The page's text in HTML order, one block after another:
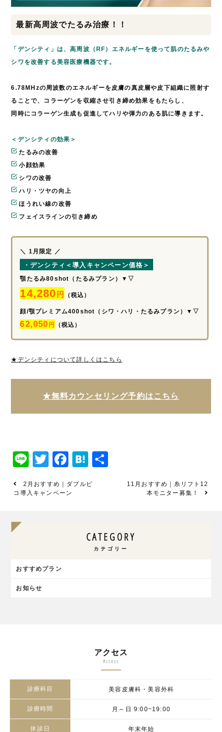
最新高周波でたるみ治療！！
「デンシティ」は、高周波（RF）エネルギーを使って肌のたるみや
シワを改善する美容医療機器です。
6.78MHzの周波数のエネルギーを皮膚の真皮層や皮下組織に照射す
ることで、コラーゲンを収縮させ引き締め効果をもたらし、
同時にコラーゲン生成も促進してハリや弾力のある肌に導きます。
＜デンシティの効果＞
たるみの改善
小顔効果
シワの改善
ハリ・ツヤの向上
ほうれい線の改善
フェイスラインの引き締め
＼ 1月限定 ／
・デンシティ＜導入キャンペーン価格＞
顎たるみ80shot（たるみプラン）▼▽
14,280 円 （税込）
顔/顎プレミアム400shot（シワ・ハリ・たるみプラン）▼▽
62,050 円 （税込）
★デンシティについて詳しくはこちら
★無料カウンセリング予約はこちら
LineTwitter
Facebook
Hatena
2月おすすめ｜ダブルピ
コ導入キャンペーン
11月おすすめ｜糸リフト12
本モニター募集！
CATEGORY
カテゴリー
おすすめプラン
お知らせ
アクセス
Access
診療科目 美容皮膚科・美容外科
診療時間 月～日 9:00~19:00
休診日 年末年始